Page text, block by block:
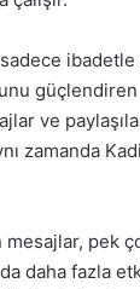
ve
zamanda
pek
daha fazla